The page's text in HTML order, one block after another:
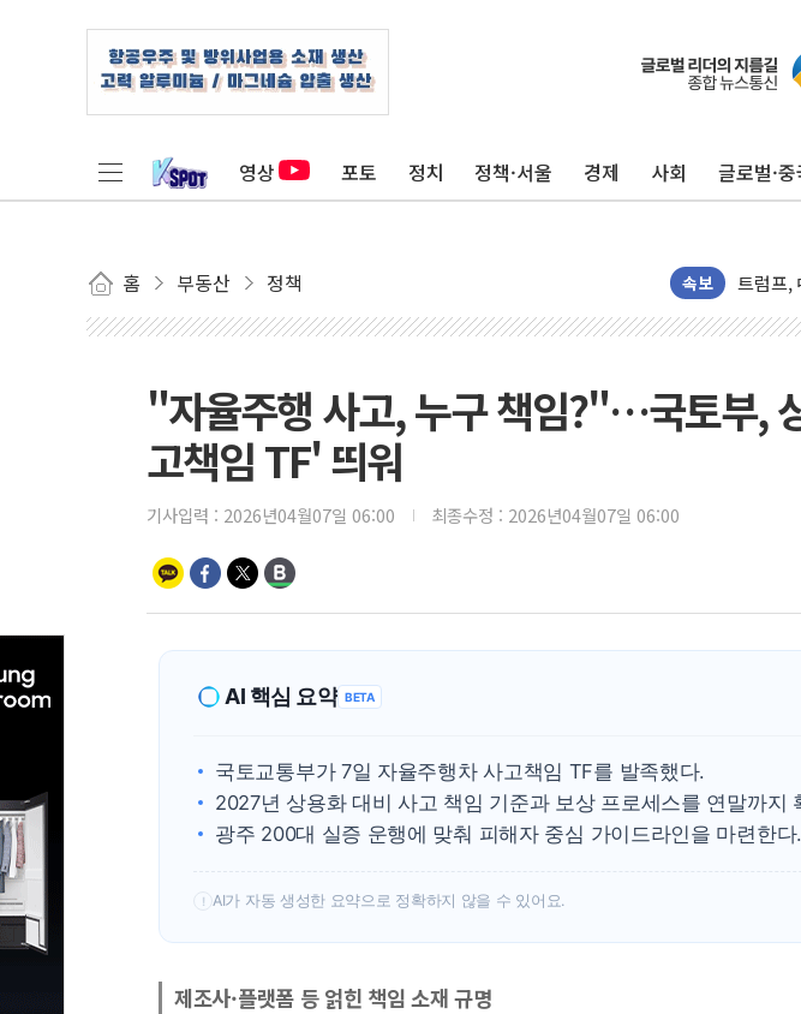
영상 포토 정치 정책·서울 경제 사회 글로벌·중
홈 부동산 정책 속보
보훈부,
트럼
李 "해
李 대통
[사진]
이란와
[인도
황희 '폐
용산
[AI 부동
후티
"자율주행 사고, 누구 책임?"…국토부,
고책임 TF' 띄워
기사입력 : 2026년04월07일 06:00 최종수정 : 2026년04월07일 06:00
AI 핵심 요약 BETA
국토교통부가 7일 자율주행차 사고책임 TF를 발족했다.
2027년 상용화 대비 사고 책임 기준과 보상 프로세스를 연말까지
광주 200대 실증 운행에 맞춰 피해자 중심 가이드라인을 마련한다.
! AI가 자동 생성한 요약으로 정확하지 않을 수 있어요.
제조사·플랫폼 등 얽힌 책임 소재 규명